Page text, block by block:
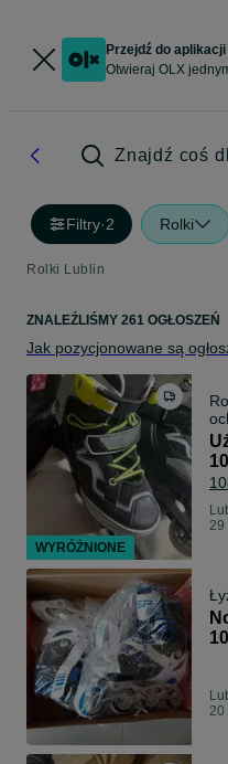
Przejdź do aplikacji
Otwieraj OLX
Znajdź coś
Filtry·2 Rolki
Rolki Lublin
ZNALEŹLIŚMY 261 OGŁOSZEŃ
Jak pozycjonowane są
29
20
WYRÓŻNIONE